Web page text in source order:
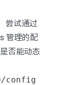
尝试通过
管理的配
否能动态
config